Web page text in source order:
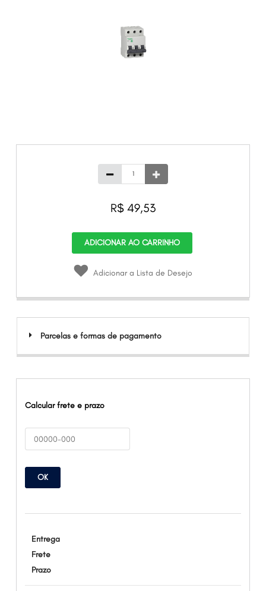
R$ 49,53
ADICIONAR AO CARRINHO
Adicionar a Lista de Desejo
Parcelas e formas de pagamento
Calcular frete e prazo
OK
Entrega
Frete
Prazo